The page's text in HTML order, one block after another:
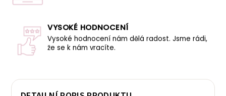
VYSOKÉ HODNOCENÍ
Vysoké hodnocení nám dělá radost. Jsme rádi,
že se k nám vracíte.